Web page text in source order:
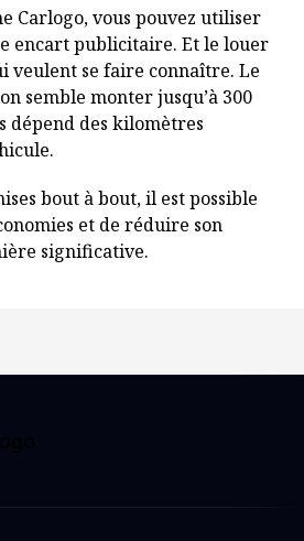
Carlogo, vous pouvez utiliser
encart publicitaire. Et le louer
veulent se faire connaître. Le
semble monter jusqu’à 300
dépend des kilomètres
bout à bout, il est possible
et de réduire son
significative.